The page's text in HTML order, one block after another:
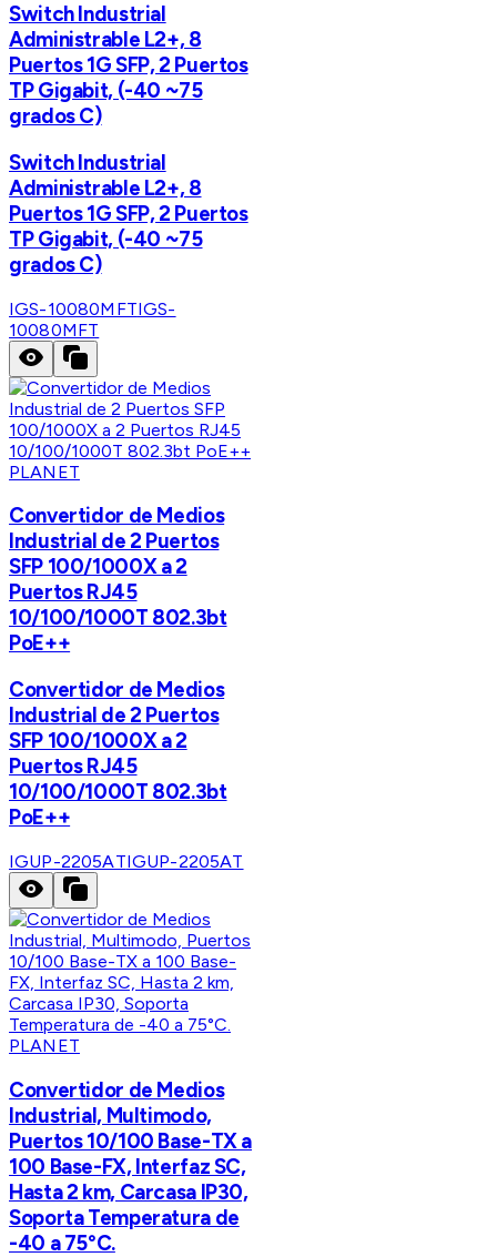
Switch Industrial
Administrable L2+, 8
Puertos 1G SFP, 2 Puertos
TP Gigabit, (-40 ~75
grados C)
Switch Industrial
Administrable L2+, 8
Puertos 1G SFP, 2 Puertos
TP Gigabit, (-40 ~75
grados C)
IGS-10080MFTIGS-
10080MFT
PLANET
Convertidor de Medios
Industrial de 2 Puertos
SFP 100/1000X a 2
Puertos RJ45
10/100/1000T 802.3bt
PoE++
Convertidor de Medios
Industrial de 2 Puertos
SFP 100/1000X a 2
Puertos RJ45
10/100/1000T 802.3bt
PoE++
IGUP-2205ATIGUP-2205AT
PLANET
Convertidor de Medios
Industrial, Multimodo,
Puertos 10/100 Base-TX a
100 Base-FX, Interfaz SC,
Hasta 2 km, Carcasa IP30,
Soporta Temperatura de
-40 a 75°C.